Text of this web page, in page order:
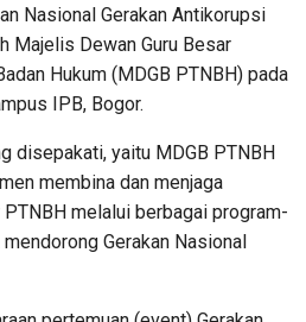
Nasional Gerakan Antikorupsi
Majelis Dewan Guru Besar
Hukum (MDGB PTNBH) pada
IPB, Bogor.
disepakati, yaitu MDGB PTNBH
membina dan menjaga
melalui berbagai program-
Gerakan Nasional